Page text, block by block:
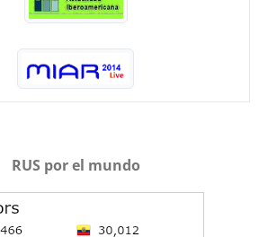
RUS por el mundo